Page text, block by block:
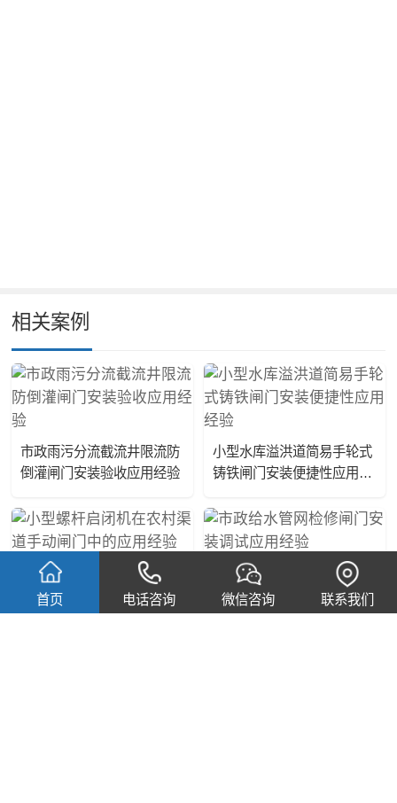
相关案例
市政雨污分流截流井限流防
倒灌闸门安装验收应用经验
小型水库溢洪道简易手轮式
铸铁闸门安装便捷性应用经
小型螺杆启闭机在农村渠道
手动闸门中的应用经验
市政给水管网检修闸门安装
调试应用经验
首页 电话咨询 微信咨询 联系我们